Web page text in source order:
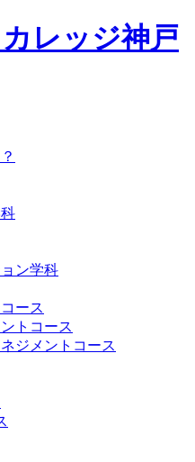
レッジ神戸
ン学科
ース
トコース
ジメントコース